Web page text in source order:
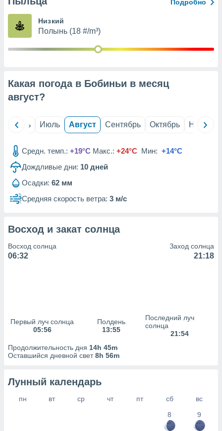
из
рекламы
сведения
Подробно
Низкий
Полынь (18 #/m³)
Какая погода в Бобиньи в месяц
август?
Июнь Июль Август Сентябрь Октябрь Ноябрь
Средн. темп.: +19°C Макс.: +24°C Мин: +14°C
Дождливые дни: 10 дней
Осадки: 62 мм
Средняя скорость ветра: 3 м/с
Восход и закат солнца
Восход солнца
06:32
Заход солнца
21:18
Первый луч солнца
05:56
Полдень
13:55
Последний луч
солнца
21:54
Продолжительность дня 14h 45m
Оставшийся дневной свет8h 56m
Лунный календарь
пн вт ср чт пт сб
вс
8
9